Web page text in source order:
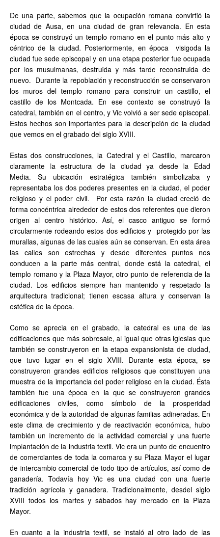
De una parte, sabemos que la ocupación romana convirtió la
ciudad de Ausa, en una ciudad de gran relevancia. En esta
época se construyó un templo romano en el punto más alto y
céntrico de la ciudad. Posteriormente, en época visigoda la
ciudad fue sede episcopal y en una etapa posterior fue ocupada
por los musulmanas, destruida y más tarde reconstruida de
nuevo. Durante la repoblación y reconstrucción se conservaron
los muros del templo romano para construir un castillo, el
castillo de los Montcada. En ese contexto se construyó la
catedral, también en el centro, y Vic volvió a ser sede episcopal.
Estos hechos son importantes para la descripción de la ciudad
que vemos en el grabado del siglo XVIII.
Estas dos construcciones, la Catedral y el Castillo, marcaron
claramente la estructura de la ciudad ya desde la Edad
Media. Su ubicación estratégica también simbolizaba y
representaba los dos poderes presentes en la ciudad, el poder
religioso y el poder civil. Por esta razón la ciudad creció de
forma concéntrica alrededor de estos dos referentes que dieron
origen al centro histórico. Así, el casco antiguo se formó
circularmente rodeando estos dos edificios y protegido por las
murallas, algunas de las cuales aún se conservan. En esta área
las calles son estrechas y desde diferentes puntos nos
conducen a la parte más central, donde está la catedral, el
templo romano y la Plaza Mayor, otro punto de referencia de la
ciudad. Los edificios siempre han mantenido y respetado la
arquitectura tradicional; tienen escasa altura y conservan la
estética de la época.
Como se aprecia en el grabado, la catedral es una de las
edificaciones que más sobresale, al igual que otras iglesias que
también se construyeron en la etapa expansionista de ciudad,
que tuvo lugar en el siglo XVIII. Durante esta época, se
construyeron grandes edificios religiosos que constituyen una
muestra de la importancia del poder religioso en la ciudad. Ésta
también fue una época en la que se construyeron grandes
edificaciones civiles, como símbolo de la prosperidad
económica y de la autoridad de algunas familias adineradas. En
este clima de crecimiento y de reactivación económica, hubo
también un incremento de la actividad comercial y una fuerte
implantación de la industria textil. Vic era un punto de encuentro
de comerciantes de toda la comarca y su Plaza Mayor el lugar
de intercambio comercial de todo tipo de artículos, así como de
ganadería. Todavía hoy Vic es una ciudad con una fuerte
tradición agrícola y ganadera. Tradicionalmente, desdel siglo
XVIII todos los martes y sábados hay mercado en la Plaza
Mayor.
En cuanto a la industria textil, se instaló al otro lado de las